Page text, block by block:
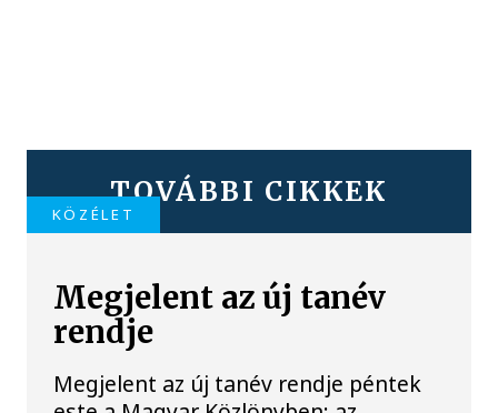
TOVÁBBI CIKKEK
KÖZÉLET
Megjelent az új tanév
rendje
Megjelent az új tanév rendje péntek